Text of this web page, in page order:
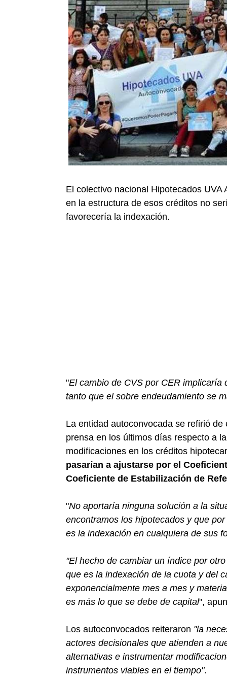
El colectivo nacional Hipotecados
en la estructura de esos créditos no
favorecería la indexación.
"El cambio de CVS por CER implicaría
tanto que el sobre endeudamiento se
La entidad autoconvocada se refirió
prensa en los últimos días respecto a
modificaciones en los créditos
pasarían a ajustarse por el
Coeficiente de Estabilización de
"No aportaría ninguna solución a la
encontramos los hipotecados y que
es la indexación en cualquiera de sus
"El hecho de cambiar un índice por
que es la indexación de la cuota y del
exponencialmente mes a mes y
es más lo que se debe de capital",
Los autoconvocados reiteraron "la
actores decisionales que atienden a
alternativas e instrumentar
instrumentos viables en el tiempo".